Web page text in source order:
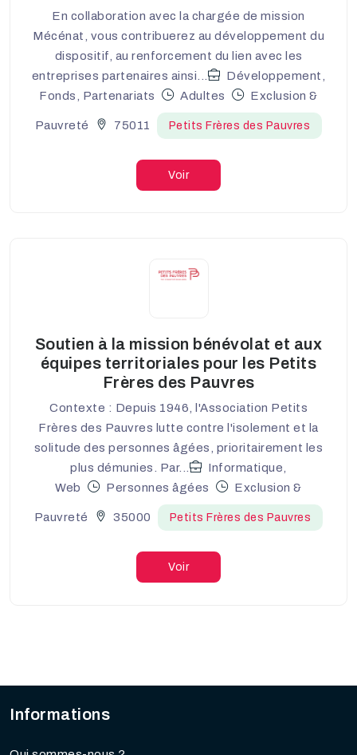
En collaboration avec la chargée de mission
Mécénat, vous contribuerez au développement du
dispositif, au renforcement du lien avec les
entreprises partenaires ainsi...
Développement,
Fonds, Partenariats
Adultes Exclusion &
Pauvreté 75011 Petits Frères des Pauvres
Voir
Soutien à la mission bénévolat et aux
équipes territoriales pour les Petits
Frères des Pauvres
Contexte : Depuis 1946, l'Association Petits
Frères des Pauvres lutte contre l'isolement et la
solitude des personnes âgées, prioritairement les
plus démunies. Par...
Informatique,
Web
Personnes âgées Exclusion &
Pauvreté 35000 Petits Frères des Pauvres
Voir
Informations